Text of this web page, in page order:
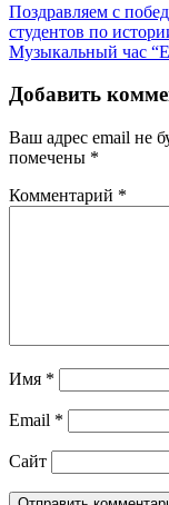
Поздравляем с
студентов по
Музыкальный час
Добавить
Ваш адрес email не
помечены *
Комментарий *
Имя *
Email *
Сайт